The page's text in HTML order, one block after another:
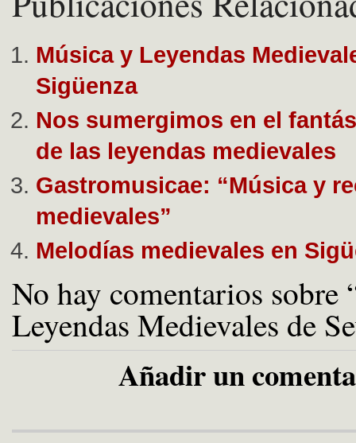
Música y Leyendas
Sigüenza
Nos sumergimos en el
de las leyendas medievales
Gastromusicae: “Música y
medievales”
Melodías medievales en
No hay comentarios sobre
Leyendas Medievales de
Añadir un